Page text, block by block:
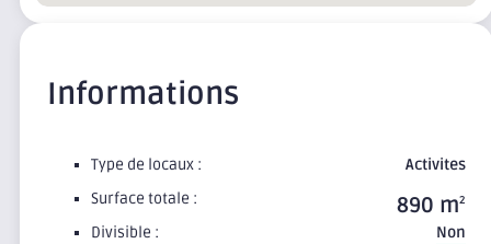
Informations
Type de locaux :
Activites
Surface totale :
890 m2
Divisible :
Non